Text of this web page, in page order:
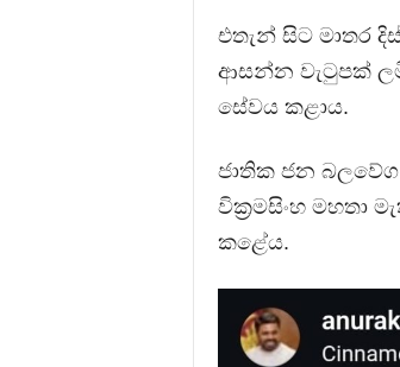
එතැන් සිට මාතර
ආසන්න වැටුපක්
සේවය කළාය.
ජාතික ජන
වික්‍රමසිංහ මහතා
කළේය.